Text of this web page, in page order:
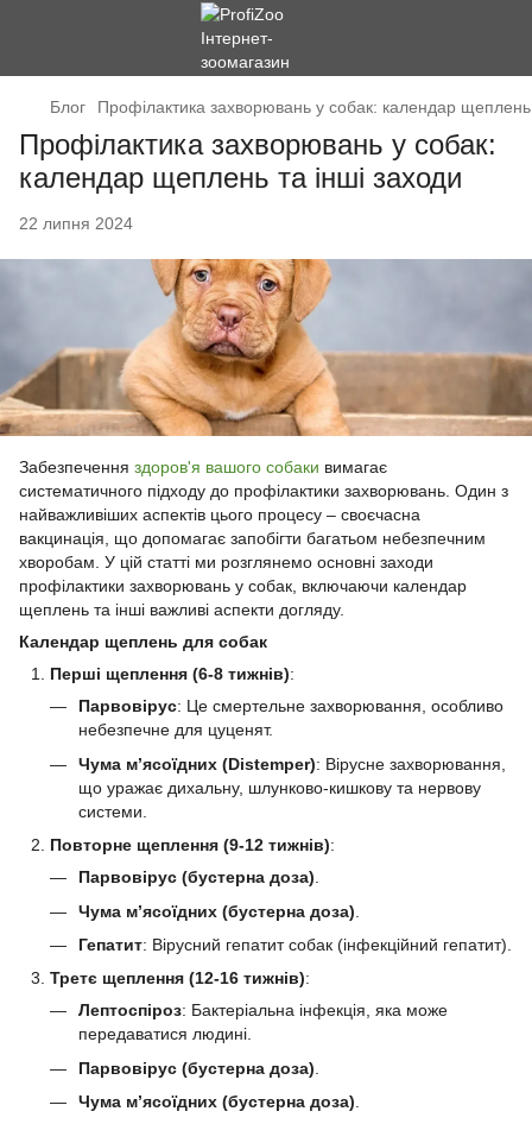
Блог Профілактика захворювань у собак: календар щеплень
Профілактика захворювань у собак:
календар щеплень та інші заходи
22 липня 2024
Забезпечення здоров'я вашого собаки вимагає
систематичного підходу до профілактики захворювань. Один з
найважливіших аспектів цього процесу – своєчасна
вакцинація, що допомагає запобігти багатьом небезпечним
хворобам. У цій статті ми розглянемо основні заходи
профілактики захворювань у собак, включаючи календар
щеплень та інші важливі аспекти догляду.
Календар щеплень для собак
Перші щеплення (6-8 тижнів):
Парвовірус: Це смертельне захворювання, особливо
небезпечне для цуценят.
Чума м’ясоїдних (Distemper): Вірусне захворювання,
що уражає дихальну, шлунково-кишкову та нервову
системи.
Повторне щеплення (9-12 тижнів):
Парвовірус (бустерна доза)
Чума м’ясоїдних (бустерна доза)
Гепатит: Вірусний гепатит собак (інфекційний гепатит).
Третє щеплення (12-16 тижнів):
Лептоспіроз: Бактеріальна інфекція, яка може
передаватися людині.
Парвовірус (бустерна доза)
Чума м’ясоїдних (бустерна доза)